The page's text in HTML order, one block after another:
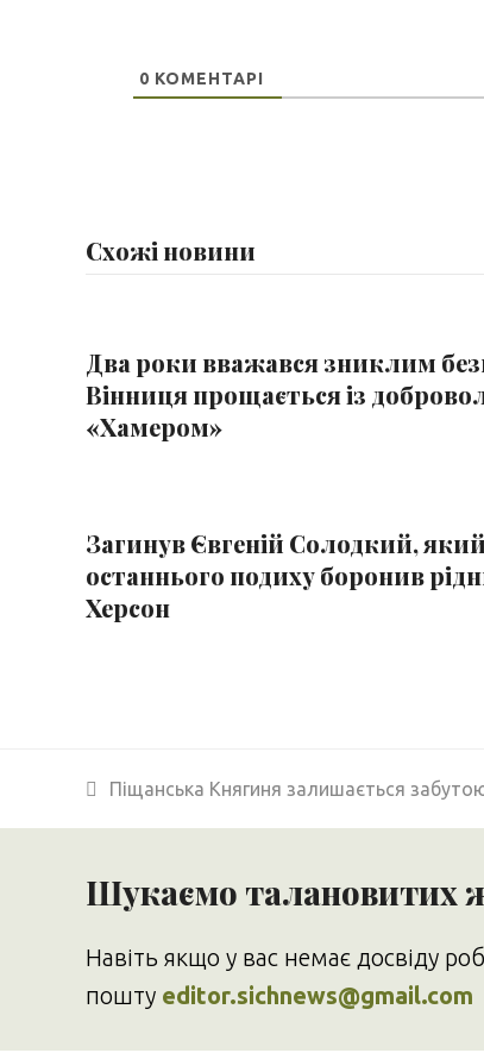
0 КОМЕНТАРІ
Схожі новини
Два роки вважався зниклим
Вінниця прощається із
«Хамером»
Загинув Євгеній Солодкий,
останнього подиху боронив
Херсон
previous
Піщанська Княгиня залишається
Шукаємо талановитих
Навіть якщо у вас немає досвіду
пошту editor.sichnews@gmail.com